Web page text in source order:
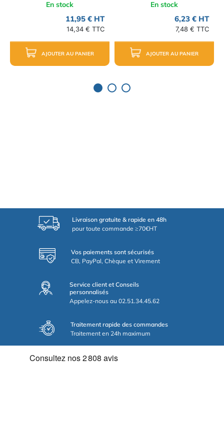
En stock
11,95 € HT
14,34 € TTC
AJOUTER AU PANIER
En stock
6,23 € HT
7,48 € TTC
AJOUTER AU PANIER
Livraison gratuite & rapide en 48h
pour toute commande ≥70€HT
Vos paiements sont sécurisés
CB, PayPal, Chèque et Virement
Service client et Conseils
personnalisés
Appelez-nous au 02.51.34.45.62
Traitement rapide des commandes
Traitement en 24h maximum